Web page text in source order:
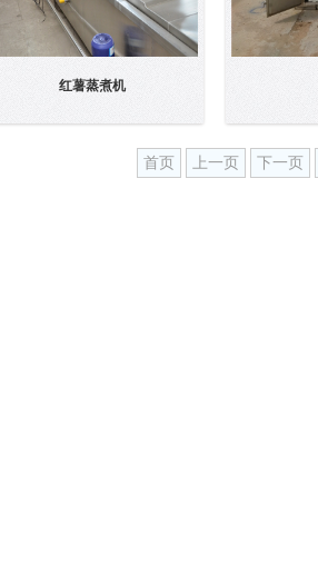
红薯蒸煮机
首页 上一页 下一页